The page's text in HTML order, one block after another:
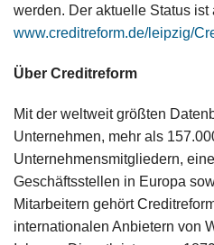
werden. Der aktuelle Status ist
www.creditreform.de/leipzig/
Über Creditreform
Mit der weltweit größten
Unternehmen, mehr als
Unternehmensmitgliedern,
Geschäftsstellen in Europa
Mitarbeitern gehört
internationalen Anbietern von